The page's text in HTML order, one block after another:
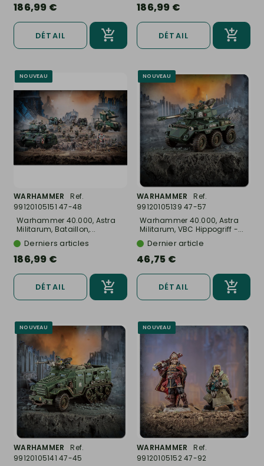
186,99 €
DÉTAIL
186,99 €
DÉTAIL
NOUVEAU
WARHAMMER
Ref.
99120105151 47-48
Warhammer 40.000, Astra
Militarum, Bataillon,...
Derniers articles
186,99 €
DÉTAIL
NOUVEAU
WARHAMMER
Ref.
99120105139 47-57
Warhammer 40.000, Astra
Militarum, VBC Hippogriff -...
Dernier article
46,75 €
DÉTAIL
NOUVEAU
WARHAMMER
Ref.
99120105141 47-45
NOUVEAU
WARHAMMER
Ref.
99120105152 47-92